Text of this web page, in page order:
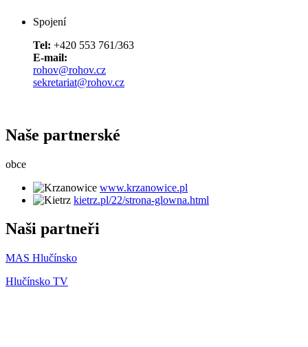
Spojení
Tel: +420 553 761/363
E-mail:
rohov@rohov.cz
sekretariat@rohov.cz
Naše partnerské
obce
www.krzanowice.pl
kietrz.pl/22/strona-glowna.html
Naši partneři
MAS Hlučínsko
Hlučínsko TV